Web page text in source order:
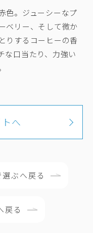
色。ジューシーなプ
ベリー、そして微か
りするコーヒーの香
な口当たり、力強い
へ
ぶへ戻る
る